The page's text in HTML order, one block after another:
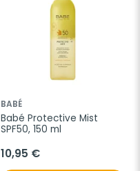
BABÉ
Babé Protective Mist
SPF50, 150 ml
10,95 €